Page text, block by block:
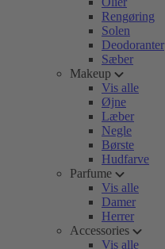
Rengøring
Solen
Deodoranter
Sæber
Makeup
Vis alle
Øjne
Læber
Negle
Børste
Hudfarve
Parfume
Vis alle
Damer
Herrer
Accessories
Vis alle